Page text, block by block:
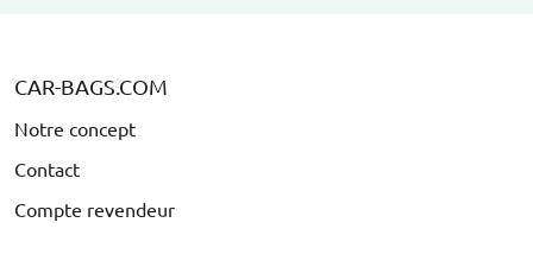
CAR-BAGS.COM
Notre concept
Contact
Compte revendeur